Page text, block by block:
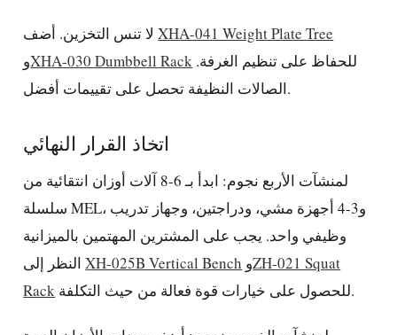
لا تنس التخزين. أضفXHA-041 Weight Plate Tree
وXHA-030 Dumbbell Rack
الصالات النظيفة تحصل على تقييمات أفضل.
اتخاذ القرار النهائي
لمنشآت الأربع نجوم: ابدأ بـ 6-8 آلات أوزان انتقائية من
سلسلة MEL، و3-4 أجهزة مشي، ودراجتين، وجهاز تدريب
وظيفي واحد. يجب على المشترين المهتمين بالميزانية
النظر إلىXH-025B Vertical Bench وZH-021 Squat
Rack
للحصول على خيارات قوة فعالة من حيث التكلفة.